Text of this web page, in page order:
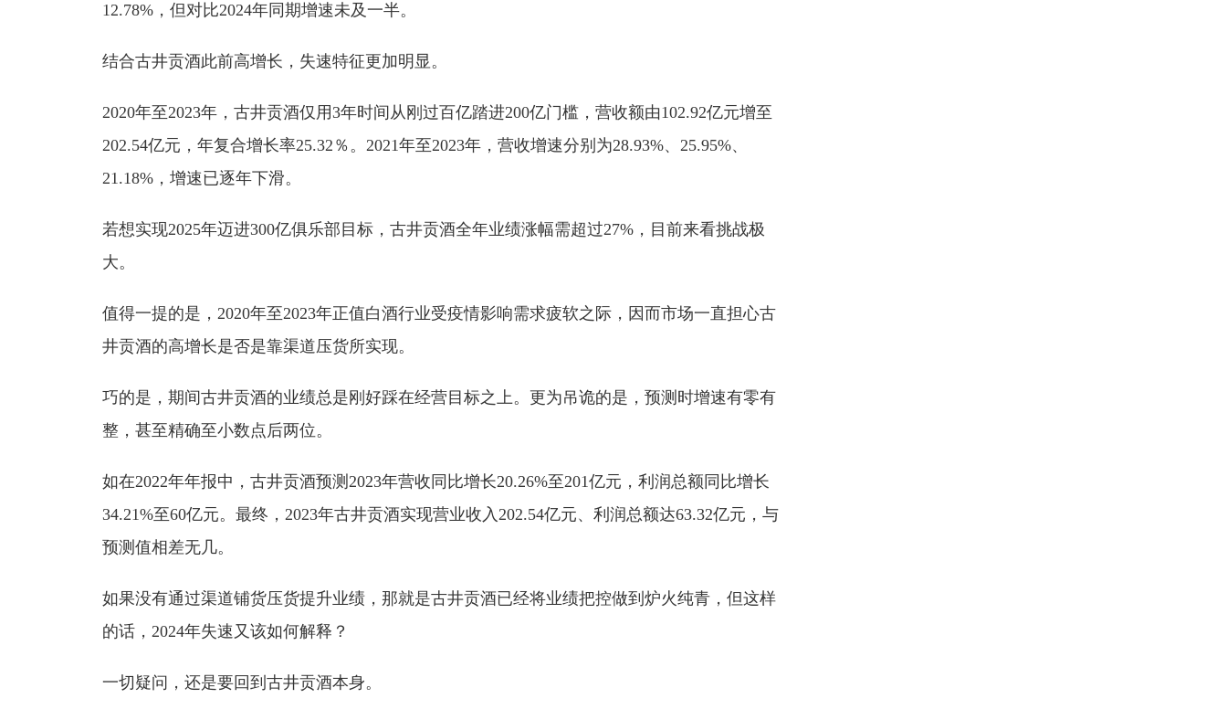
12.78%，但对比2024年同期增速未及一半。
结合古井贡酒此前高增长，失速特征更加明显。
2020年至2023年，古井贡酒仅用3年时间从刚过百亿踏进200亿门槛，营收额由102.92亿元增至
202.54亿元，年复合增长率25.32％。2021年至2023年，营收增速分别为28.93%、25.95%、
21.18%，增速已逐年下滑。
若想实现2025年迈进300亿俱乐部目标，古井贡酒全年业绩涨幅需超过27%，目前来看挑战极
大。
值得一提的是，2020年至2023年正值白酒行业受疫情影响需求疲软之际，因而市场一直担心古
井贡酒的高增长是否是靠渠道压货所实现。
巧的是，期间古井贡酒的业绩总是刚好踩在经营目标之上。更为吊诡的是，预测时增速有零有
整，甚至精确至小数点后两位。
如在2022年年报中，古井贡酒预测2023年营收同比增长20.26%至201亿元，利润总额同比增长
34.21%至60亿元。最终，2023年古井贡酒实现营业收入202.54亿元、利润总额达63.32亿元，与
预测值相差无几。
如果没有通过渠道铺货压货提升业绩，那就是古井贡酒已经将业绩把控做到炉火纯青，但这样
的话，2024年失速又该如何解释？
一切疑问，还是要回到古井贡酒本身。